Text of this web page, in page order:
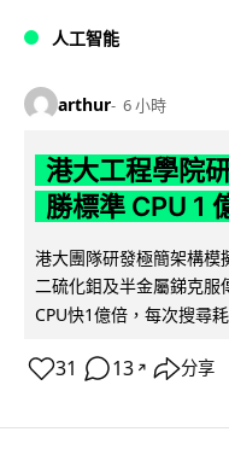
人工智能
arthur 6 小時
港大工程學院
勝標準 CPU 1
港大團隊研發極簡架構模
二硫化鉬及半金屬銻克服
CPU快1億倍，每次搜尋
31 13 ↗ 分享